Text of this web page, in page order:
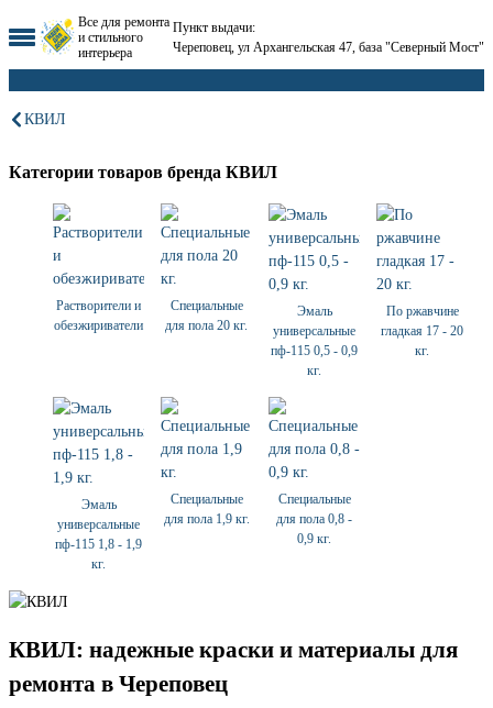
Все для ремонта
и стильного
интерьера
Пункт выдачи:
Череповец, ул Архангельская 47, база "Северный Мост"
КВИЛ
Категории товаров бренда КВИЛ
Растворители и
обезжириватели
Специальные
для пола 20 кг.
Эмаль
универсальные
пф-115 0,5 - 0,9
кг.
По ржавчине
гладкая 17 - 20
кг.
Эмаль
универсальные
пф-115 1,8 - 1,9
кг.
Специальные
для пола 1,9 кг.
Специальные
для пола 0,8 -
0,9 кг.
КВИЛ: надежные краски и материалы для
ремонта в Череповец